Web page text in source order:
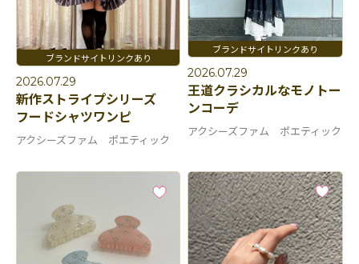
2026.07.29
新作ストライプシリーズ
フードシャツワンピ
アクシーズファム ポエティック
2026.07.29
王道クラシカルなモノトー
ンコーデ
アクシーズファム ポエティック